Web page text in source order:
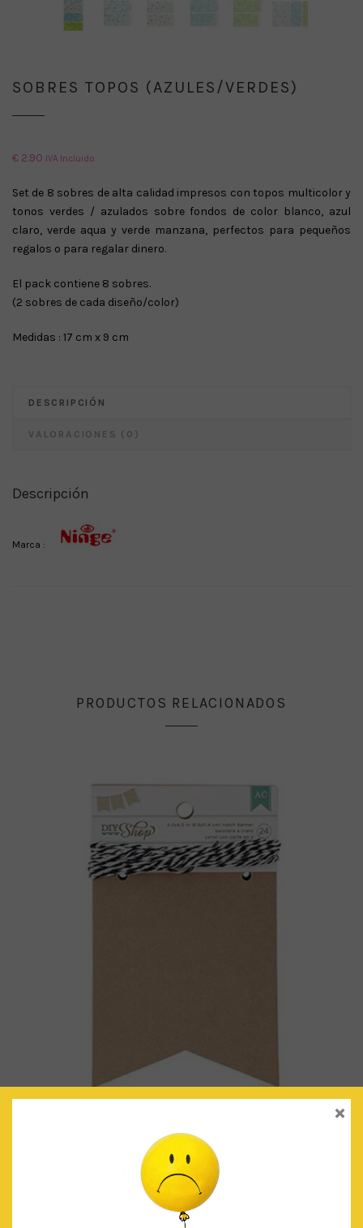
SOBRES TOPOS (AZULES/VERDES)
€ 2.90 IVA Incluido
Set de 8 sobres de alta calidad impresos con topos multicolor y
tonos verdes / azulados sobre fondos de color blanco, azul
claro, verde aqua y verde manzana, perfectos para pequeños
regalos o para regalar dinero.
El pack contiene 8 sobres.
(2 sobres de cada diseño/color)
Medidas : 17 cm x 9 cm
DESCRIPCIÓN
VALORACIONES (0)
Descripción
Marca :
PRODUCTOS RELACIONADOS
3.90 IVA Incluido
AÑADIR AL CARRITO
×